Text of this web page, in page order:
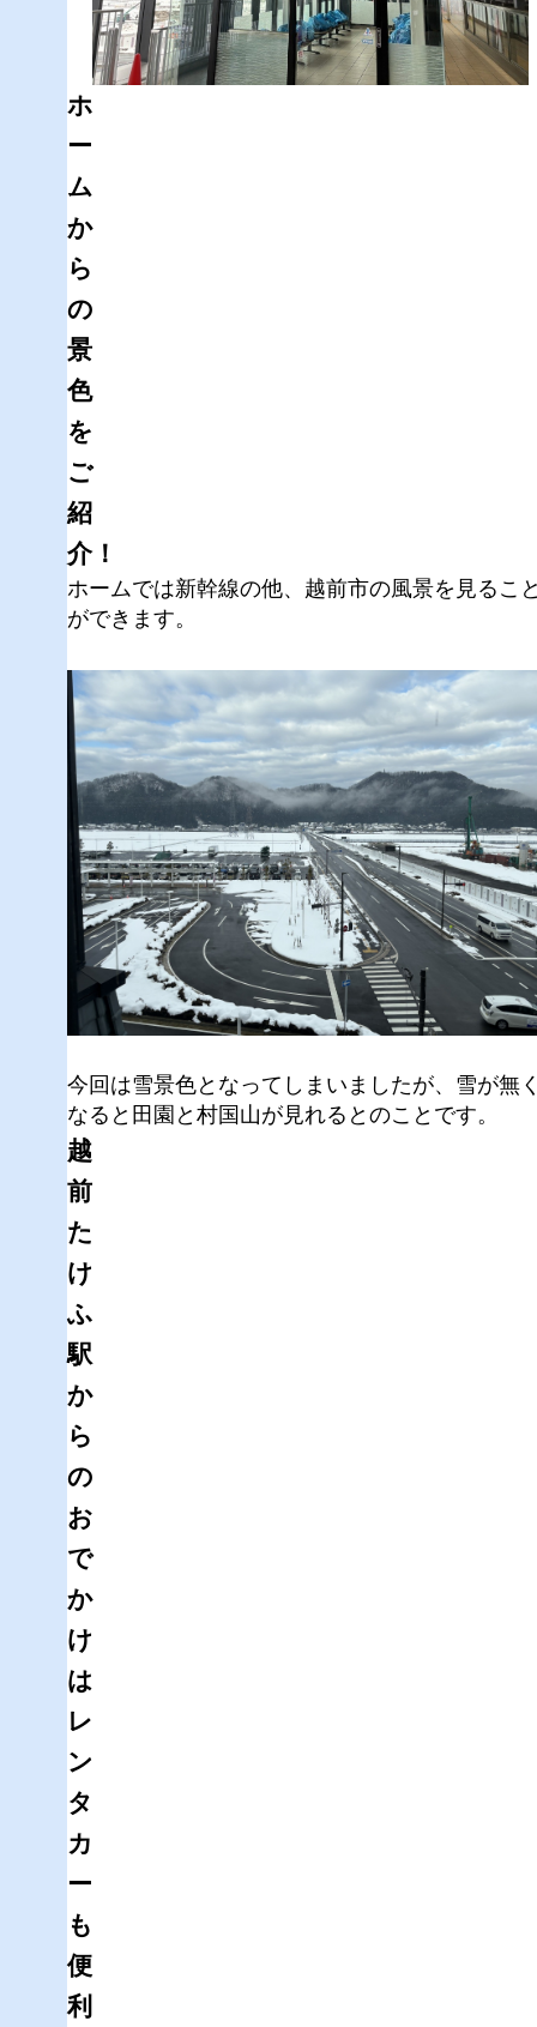
ホ
ー
ム
か
ら
の
景
色
を
ご
紹
介！
ホームでは新幹線の他、越前市の風景を見るこ
ができます。
今回は雪景色となってしまいましたが、雪が無
なると田園と村国山が見れるとのことです。
越
前
た
け
ふ
駅
か
ら
の
お
で
か
け
は
レ
ン
タ
カ
ー
も
便
利